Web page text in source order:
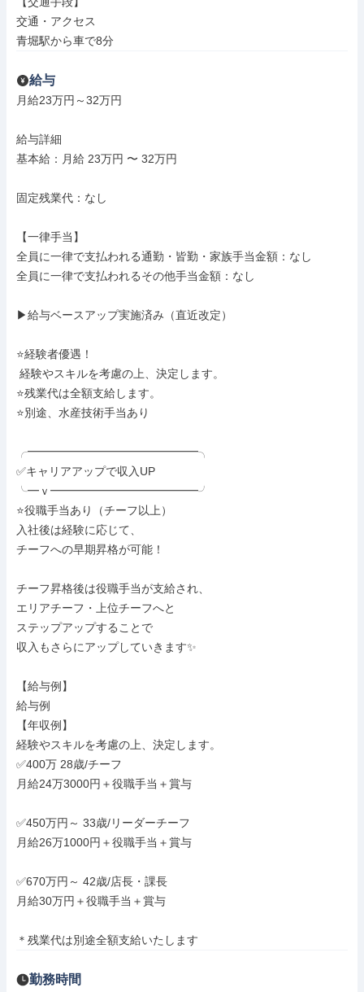
交通・アクセス
青堀駅から車で8分
給与
月給23万円～32万円
給与詳細
基本給：月給 23万円 〜 32万円
固定残業代：なし
【一律手当】
全員に一律で支払われる通勤・皆勤・家族手当金額：なし
全員に一律で支払われるその他手当金額：なし
▶給与ベースアップ実施済み（直近改定）
⭐経験者優遇！
⭐残業代は全額支給します。
⭐別途、水産技術手当あり
╭━━━━━━━━━━━━━━━╮
✅キャリアアップで収入UP
╰━ｖ━━━━━━━━━━━━━╯
⭐役職手当あり（チーフ以上）
入社後は経験に応じて、
チーフへの早期昇格が可能！
チーフ昇格後は役職手当が支給され、
エリアチーフ・上位チーフへと
ステップアップすることで
収入もさらにアップしていきます✨
【給与例】
給与例
【年収例】
経験やスキルを考慮の上、決定します。
✅400万 28歳/チーフ
月給24万3000円＋役職手当＋賞与
✅450万円～ 33歳/リーダーチーフ
月給26万1000円＋役職手当＋賞与
✅670万円～ 42歳/店長・課長
月給30万円＋役職手当＋賞与
＊残業代は別途全額支給いたします
勤務時間